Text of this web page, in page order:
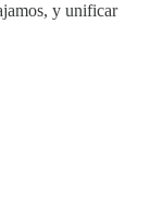
y unificar